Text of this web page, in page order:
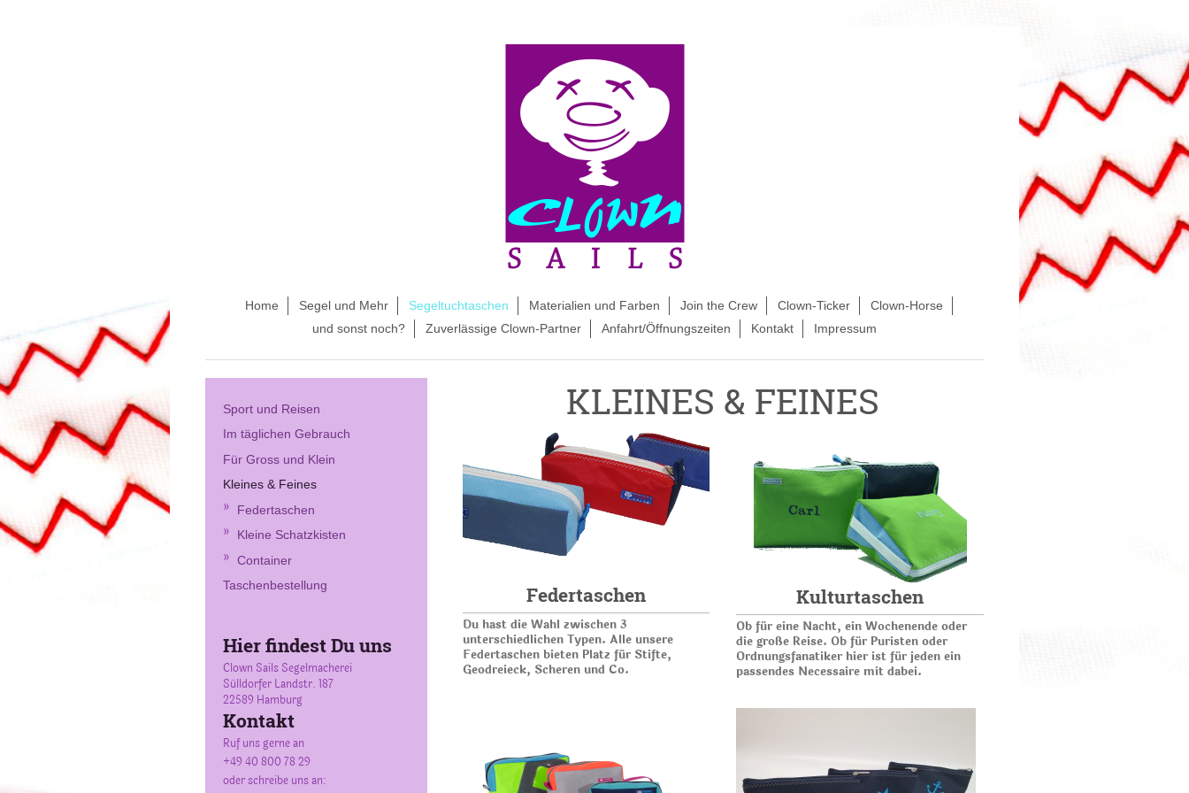
Home Segel und Mehr Segeltuchtaschen Materialien und Farben Join the Crew Clown-Ticker
Clown-Horse
und sonst noch?
Zuverlässige Clown-Partner Anfahrt/Öffnungszeiten Kontakt Impressum
KLEINES & FEINES
Federtaschen
Du hast die Wahl zwischen 3
unterschiedlichen Typen. Alle unsere
Federtaschen bieten Platz für Stifte,
Geodreieck, Scheren und Co.
Kulturtaschen
Ob für eine Nacht, ein Wochenende oder
die große Reise. Ob für Puristen oder
Ordnungsfanatiker hier ist für jeden ein
passendes Necessaire mit dabei.
Sport und Reisen
Im täglichen Gebrauch
Für Gross und Klein
Kleines & Feines
Federtaschen
Kleine Schatzkisten
Container
Taschenbestellung
Hier findest Du uns
Clown Sails Segelmacherei
Sülldorfer Landstr. 187
22589 Hamburg
Kontakt
Ruf uns gerne an
+49 40 800 78 29
oder schreibe uns an: